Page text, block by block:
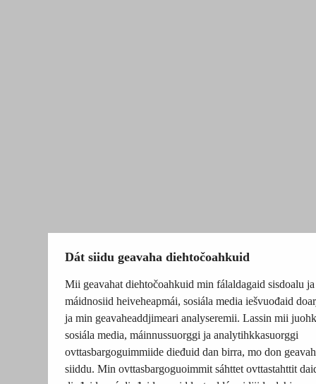
Dát siidu geavaha diehtočoahkuid
Mii geavahat diehtočoahkuid min fálaldagaid sisdoalu ja
máidnosiid heiveheapmái, sosiála media iešvuođaid
ja min geavaheaddjimeari analyseremii. Lassin mii
sosiála media, máinnussuorggi ja analytihkkasuorggi
ovttasbargoguimmiide dieđuid dan birra, mo don
siiddu. Min ovttasbargoguoimmit sáhttet ovttastahttit